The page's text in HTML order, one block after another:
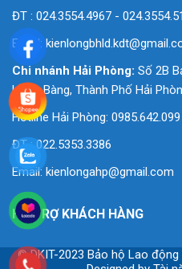
ĐT : 024.3554.4967 -
Email:
Chi nhánh Hải Phòng: Số 2B
Hồng Bàng, Thành Phố Hải
Hotline Hải Phòng: 0985.642.099
ĐT : 022.5353.3386
Email:kienlongahp@gmail.com
HỖ TRỢ KHÁCH HÀNG
© DKIT-2023 Bảo hộ Lao